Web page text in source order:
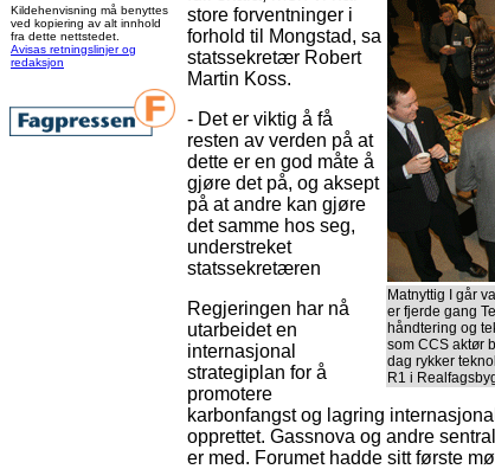
Kildehenvisning må benyttes
ved kopiering av alt innhold
fra dette nettstedet.
Avisas retningslinjer og
redaksjon
Matnyttig I går
er fjerde gang
håndtering og
som CCS aktør
dag rykker
R1 i
store forventninger i
forhold til Mongstad, sa
statssekretær Robert
Martin Koss.
- Det er viktig å få
resten av verden på at
dette er en god måte å
gjøre det på, og aksept
på at andre kan gjøre
det samme hos seg,
understreket
statssekretæren
Regjeringen har nå
utarbeidet en
internasjonal
strategiplan for å
promotere
karbonfangst og lagring
opprettet. Gassnova og andre
er med. Forumet hadde sitt første